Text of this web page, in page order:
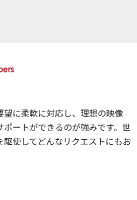
望に柔軟に対応し、理想の映像
ートができるのが強みです。世
使してどんなリクエストにもお